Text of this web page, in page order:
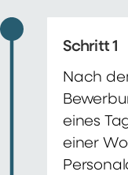
Schritt 1
Nach
eines
einer